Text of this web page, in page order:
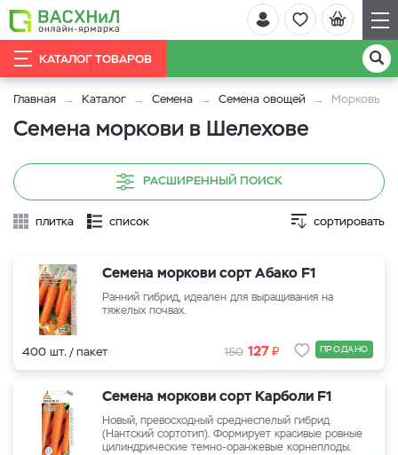
КАТАЛОГ ТОВАРОВ
Главная Каталог Семена Семена овощей Морковь
Семена моркови в Шелехове
РАСШИРЕННЫЙ ПОИСК
плитка список сортировать
Семена моркови сорт Абако F1
Ранний гибрид, идеален для выращивания на
тяжелых почвах.
400 шт. / пакет 150 127₽ ПРОДАНО
Семена моркови сорт Карболи F1
Новый, превосходный среднеспелый гибрид
(Нантский сортотип). Формирует красивые ровные
цилиндрические темно-оранжевые корнеплоды.